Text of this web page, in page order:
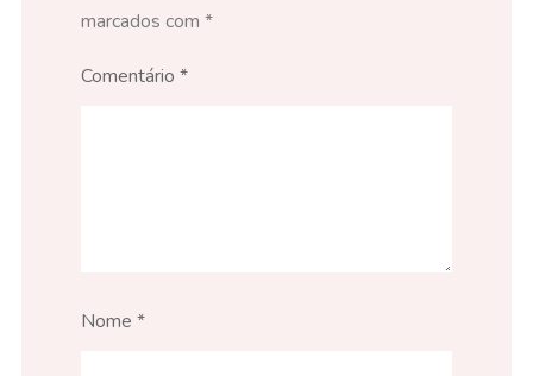
marcados com *
Comentário *
Nome *